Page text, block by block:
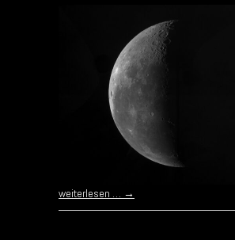
weiterlesen … →